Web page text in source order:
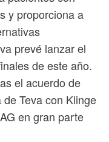
y proporciona a
prevé lanzar el
de este año.
el acuerdo de
Teva con Klinge
en gran parte